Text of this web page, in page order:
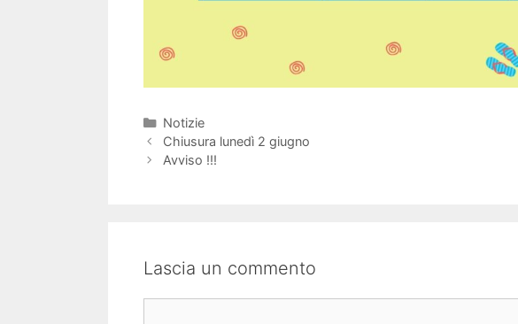
Categorie
Notizie
Chiusura lunedì 2 giugno
Avviso !!!
Lascia un commento